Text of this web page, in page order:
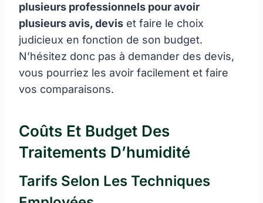
plusieurs professionnels pour avoir
plusieurs avis, devis et faire le choix
judicieux en fonction de son budget.
N’hésitez donc pas à demander des devis,
vous pourriez les avoir facilement et faire
vos comparaisons.
Coûts Et Budget Des
Traitements D’humidité
Tarifs Selon Les Techniques